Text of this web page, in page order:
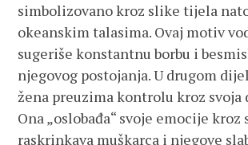
simbolizovano kroz slike tijela
okeanskim talasima. Ovaj motiv
sugeriše konstantnu borbu i
njegovog postojanja. U drugom
žena preuzima kontrolu kroz svoja
Ona „oslobađa“ svoje emocije kroz
raskrinkava muškarca i njegove